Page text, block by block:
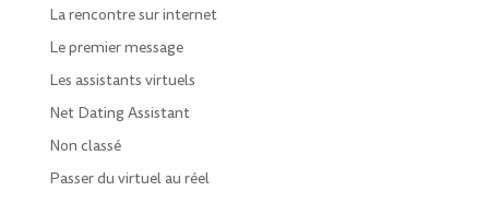
La rencontre sur internet
Le premier message
Les assistants virtuels
Net Dating Assistant
Non classé
Passer du virtuel au réel